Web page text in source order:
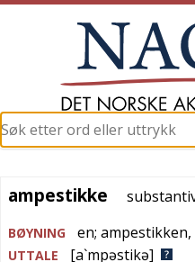
ampestikke
ampestikke
BØYNING en; ampestikken,
UTTALE [a`mpəstikə]